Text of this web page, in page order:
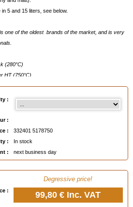
in 5 and 15 liters, see below.
one of the oldest brands of the market, and is very
(280°C)
HT (750°C)
Ironwork (marine quality)
:
:
:
332401 5178750
:
In stock
:
next business day
Degressive price!
: 99,80 € Inc. VAT